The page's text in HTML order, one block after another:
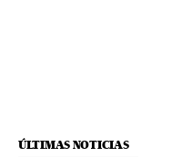
ÚLTIMAS NOTICIAS